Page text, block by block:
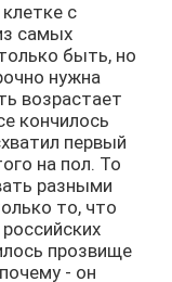
с
самых
быть, но
нужна
возрастает
кончилось
первый
на пол. То
разными
то, что
прозвище
- он